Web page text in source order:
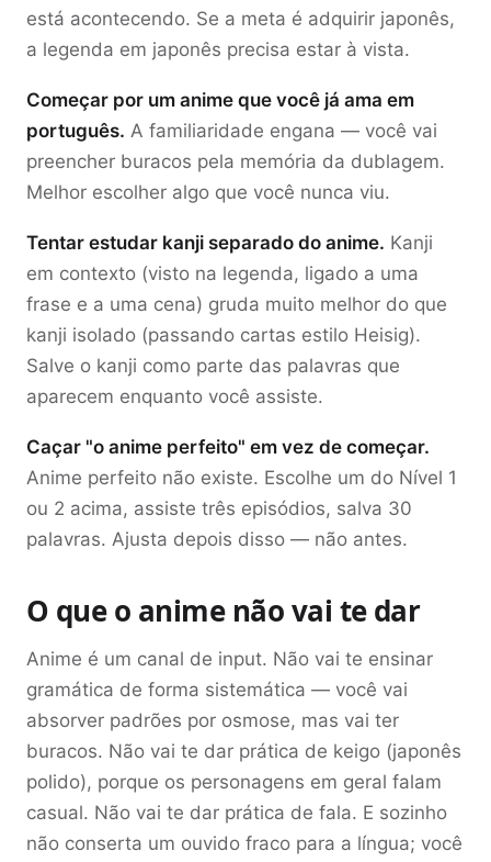
está acontecendo. Se a meta é adquirir japonês,
a legenda em japonês precisa estar à vista.
Começar por um anime que você já ama em
português. A familiaridade engana — você vai
preencher buracos pela memória da dublagem.
Melhor escolher algo que você nunca viu.
Tentar estudar kanji separado do anime. Kanji
em contexto (visto na legenda, ligado a uma
frase e a uma cena) gruda muito melhor do que
kanji isolado (passando cartas estilo Heisig).
Salve o kanji como parte das palavras que
aparecem enquanto você assiste.
Caçar "o anime perfeito" em vez de começar.
Anime perfeito não existe. Escolhe um do Nível 1
ou 2 acima, assiste três episódios, salva 30
palavras. Ajusta depois disso — não antes.
O que o anime não vai te dar
Anime é um canal de input. Não vai te ensinar
gramática de forma sistemática — você vai
absorver padrões por osmose, mas vai ter
buracos. Não vai te dar prática de keigo (japonês
polido), porque os personagens em geral falam
casual. Não vai te dar prática de fala. E sozinho
não conserta um ouvido fraco para a língua; você